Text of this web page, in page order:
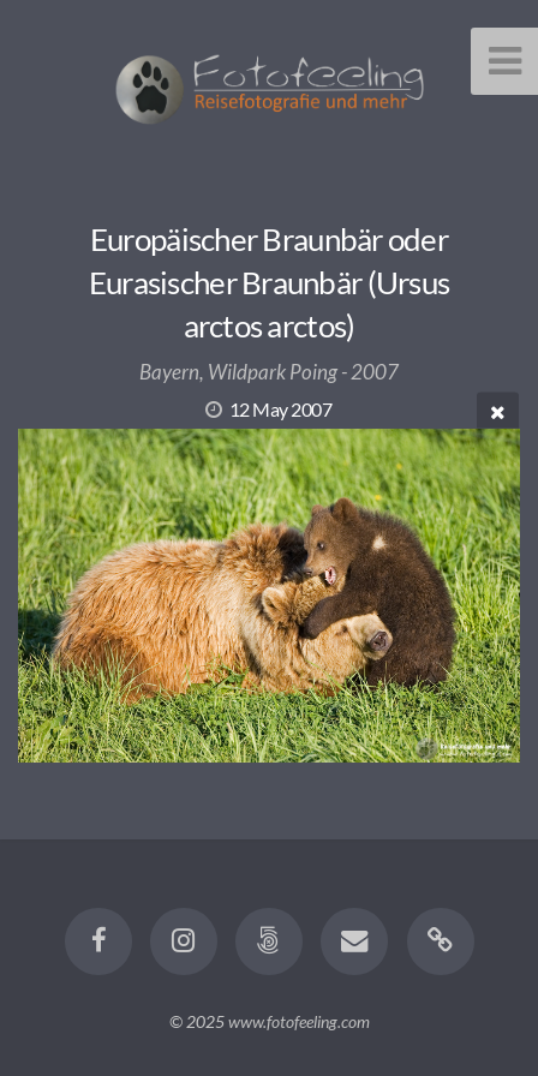
Europäischer Braunbär oder
Eurasischer Braunbär (Ursus
arctos arctos)
Bayern, Wildpark Poing - 2007
12 May 2007
© 2025www.fotofeeling.com